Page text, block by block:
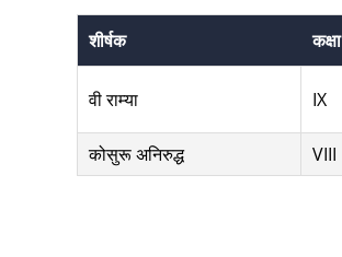
शीर्षक कक्षा
वी राम्या IX
कोसुरू अनिरुद्ध
VIII